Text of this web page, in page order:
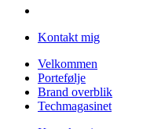
Search
Kontakt mig
Menu
Velkommen
Portefølje
Brand overblik
Techmagasinet